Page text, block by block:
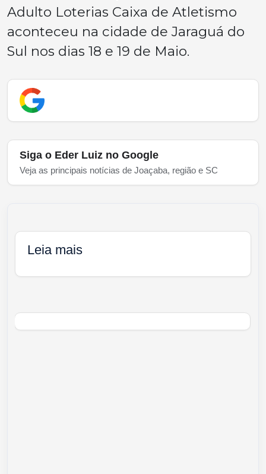
Adulto Loterias Caixa de Atletismo
aconteceu na cidade de Jaraguá do
Sul nos dias 18 e 19 de Maio.
Siga o Eder Luiz no Google
Veja as principais notícias de Joaçaba, região e SC
Leia mais